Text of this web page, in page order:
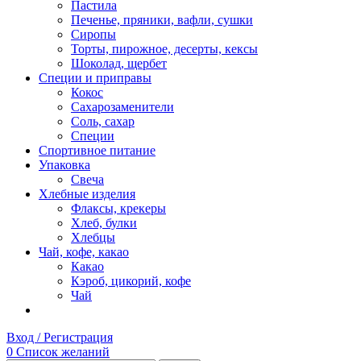
Пастила
Печенье, пряники, вафли, сушки
Сиропы
Торты, пирожное, десерты, кексы
Шоколад, щербет
Специи и приправы
Кокос
Сахарозаменители
Соль, сахар
Специи
Спортивное питание
Упаковка
Свеча
Хлебные изделия
Флаксы, крекеры
Хлеб, булки
Хлебцы
Чай, кофе, какао
Какао
Кэроб, цикорий, кофе
Чай
Вход / Регистрация
0 Список желаний